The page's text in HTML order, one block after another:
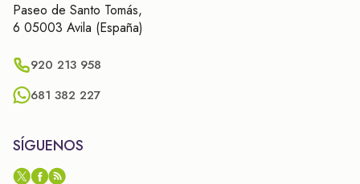
Paseo de Santo Tomás,
6 05003 Avila (España)
920 213 958
681 382 227
SÍGUENOS